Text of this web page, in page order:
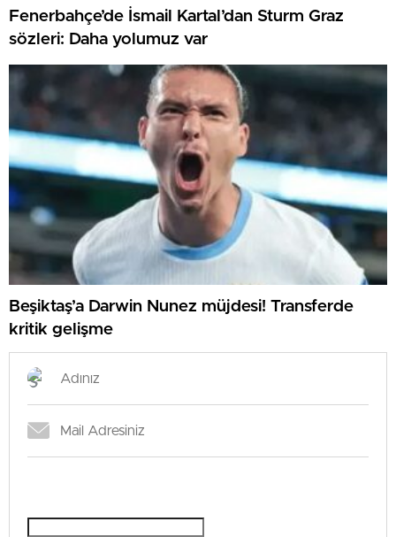
Fenerbahçe’de İsmail Kartal’dan Sturm Graz
sözleri: Daha yolumuz var
Beşiktaş’a Darwin Nunez müjdesi! Transferde
kritik gelişme